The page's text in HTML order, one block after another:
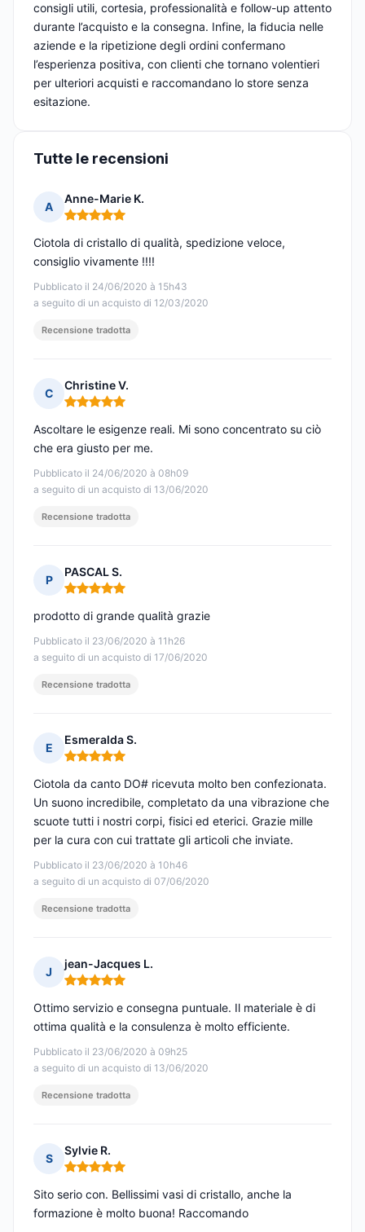
consigli utili, cortesia, professionalità e follow-up attento
durante l’acquisto e la consegna. Infine, la fiducia nelle
aziende e la ripetizione degli ordini confermano
l’esperienza positiva, con clienti che tornano volentieri
per ulteriori acquisti e raccomandano lo store senza
esitazione.
Tutte le recensioni
A
Anne-Marie K.
Nota: 5 su 5
Pubblicato il 24/06/2020 à 15h43
a seguito di un acquisto di 12/03/2020
Ciotola di cristallo di qualità, spedizione veloce,
consiglio vivamente !!!!
Recensione tradotta
C
Christine V.
Nota: 5 su 5
Pubblicato il 24/06/2020 à 08h09
a seguito di un acquisto di 13/06/2020
Ascoltare le esigenze reali. Mi sono concentrato su ciò
che era giusto per me.
Recensione tradotta
P
PASCAL S.
Nota: 5 su 5
Pubblicato il 23/06/2020 à 11h26
a seguito di un acquisto di 17/06/2020
prodotto di grande qualità grazie
Recensione tradotta
E
Esmeralda S.
Nota: 5 su 5
Pubblicato il 23/06/2020 à 10h46
a seguito di un acquisto di 07/06/2020
Ciotola da canto DO# ricevuta molto ben confezionata.
Un suono incredibile, completato da una vibrazione che
scuote tutti i nostri corpi, fisici ed eterici. Grazie mille
per la cura con cui trattate gli articoli che inviate.
Recensione tradotta
J
jean-Jacques L.
Nota: 5 su 5
Pubblicato il 23/06/2020 à 09h25
a seguito di un acquisto di 13/06/2020
Ottimo servizio e consegna puntuale. Il materiale è di
ottima qualità e la consulenza è molto efficiente.
Recensione tradotta
S
Sylvie R.
Nota: 5 su 5
Sito serio con. Bellissimi vasi di cristallo, anche la
formazione è molto buona! Raccomando